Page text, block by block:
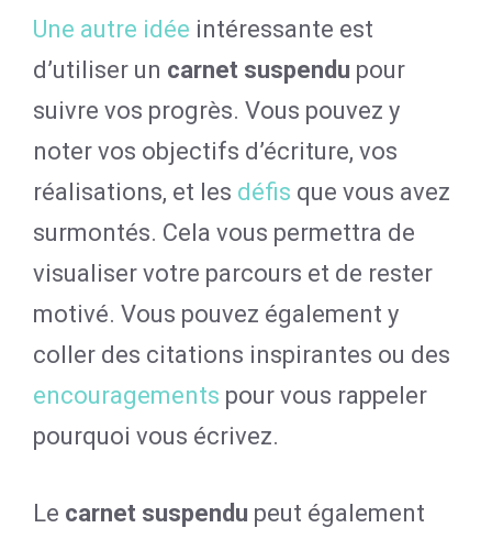
Une autre idée intéressante est
d’utiliser un carnet suspendu pour
suivre vos progrès. Vous pouvez y
noter vos objectifs d’écriture, vos
réalisations, et les défis que vous avez
surmontés. Cela vous permettra de
visualiser votre parcours et de rester
motivé. Vous pouvez également y
coller des citations inspirantes ou des
encouragements pour vous rappeler
pourquoi vous écrivez.
Le carnet suspendu peut également